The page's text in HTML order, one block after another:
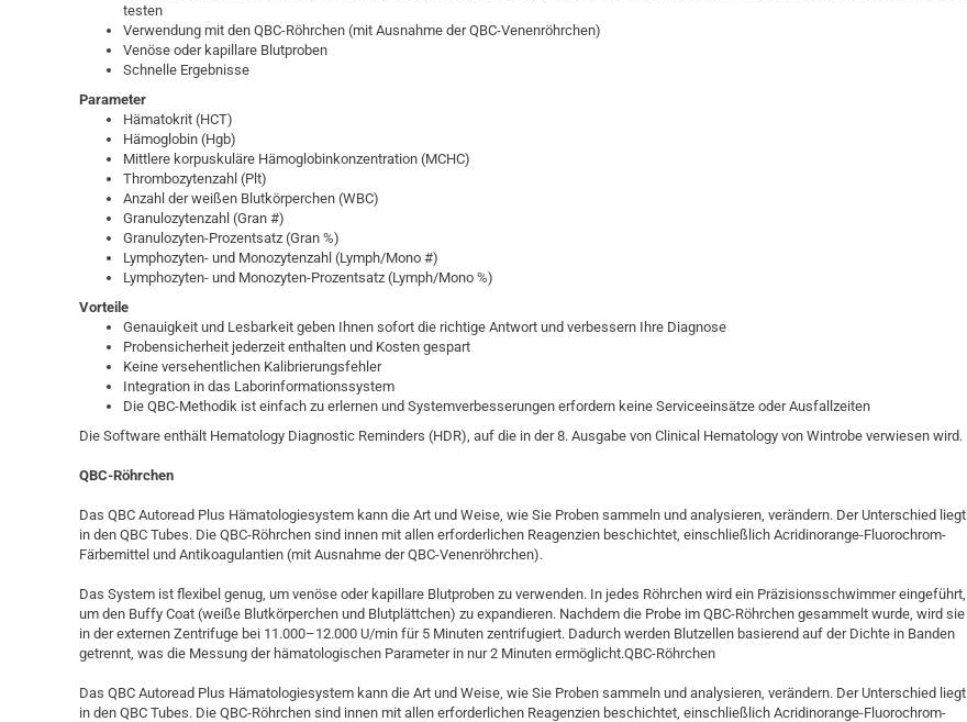
testen
Verwendung mit den QBC-Röhrchen (mit Ausnahme der QBC-Venenröhrchen)
Venöse oder kapillare Blutproben
Schnelle Ergebnisse
Parameter
Hämatokrit (HCT)
Hämoglobin (Hgb)
Mittlere korpuskuläre Hämoglobinkonzentration (MCHC)
Thrombozytenzahl (Plt)
Anzahl der weißen Blutkörperchen (WBC)
Granulozytenzahl (Gran #)
Granulozyten-Prozentsatz (Gran %)
Lymphozyten- und Monozytenzahl (Lymph/Mono #)
Lymphozyten- und Monozyten-Prozentsatz (Lymph/Mono %)
Vorteile
Genauigkeit und Lesbarkeit geben Ihnen sofort die richtige Antwort und verbessern Ihre Diagnose
Probensicherheit jederzeit enthalten und Kosten gespart
Keine versehentlichen Kalibrierungsfehler
Integration in das Laborinformationssystem
Die QBC-Methodik ist einfach zu erlernen und Systemverbesserungen erfordern keine Serviceeinsätze oder Ausfallzeiten
Die Software enthält Hematology Diagnostic Reminders (HDR), auf die in der 8. Ausgabe von Clinical Hematology von Wintrobe verwiesen wird.
QBC-Röhrchen
Das QBC Autoread Plus Hämatologiesystem kann die Art und Weise, wie Sie Proben sammeln und analysieren, verändern. Der Unterschied liegt
in den QBC Tubes. Die QBC-Röhrchen sind innen mit allen erforderlichen Reagenzien beschichtet, einschließlich Acridinorange-Fluorochrom-
Färbemittel und Antikoagulantien (mit Ausnahme der QBC-Venenröhrchen).
Das System ist flexibel genug, um venöse oder kapillare Blutproben zu verwenden. In jedes Röhrchen wird ein Präzisionsschwimmer eingeführt,
um den Buffy Coat (weiße Blutkörperchen und Blutplättchen) zu expandieren. Nachdem die Probe im QBC-Röhrchen gesammelt wurde, wird sie
in der externen Zentrifuge bei 11.000–12.000 U/min für 5 Minuten zentrifugiert. Dadurch werden Blutzellen basierend auf der Dichte in Banden
getrennt, was die Messung der hämatologischen Parameter in nur 2 Minuten ermöglicht.QBC-Röhrchen
Das QBC Autoread Plus Hämatologiesystem kann die Art und Weise, wie Sie Proben sammeln und analysieren, verändern. Der Unterschied liegt
in den QBC Tubes. Die QBC-Röhrchen sind innen mit allen erforderlichen Reagenzien beschichtet, einschließlich Acridinorange-Fluorochrom-